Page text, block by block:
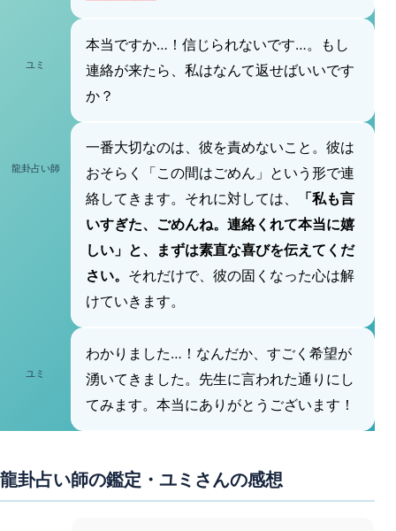
ユミ
本当ですか…！信じられないです…。もし
連絡が来たら、私はなんて返せばいいです
か？
龍卦占い師
一番大切なのは、彼を責めないこと。彼は
おそらく「この間はごめん」という形で連
絡してきます。それに対しては、
「私も言
いすぎた、ごめんね。連絡くれて本当に嬉
しい」と、まずは素直な喜びを伝えてくだ
さい。 それだけで、彼の固くなった心は解
けていきます。
ユミ
わかりました…！なんだか、すごく希望が
湧いてきました。先生に言われた通りにし
てみます。本当にありがとうございます！
龍卦占い師の鑑定・ユミさんの感想